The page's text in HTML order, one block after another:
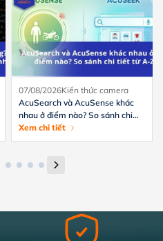
07/08/2026Kiến thức camera
AcuSearch và AcuSense khác
nhau ở điểm nào? So sánh chi
tiết từ A-Z
Xem chi tiết